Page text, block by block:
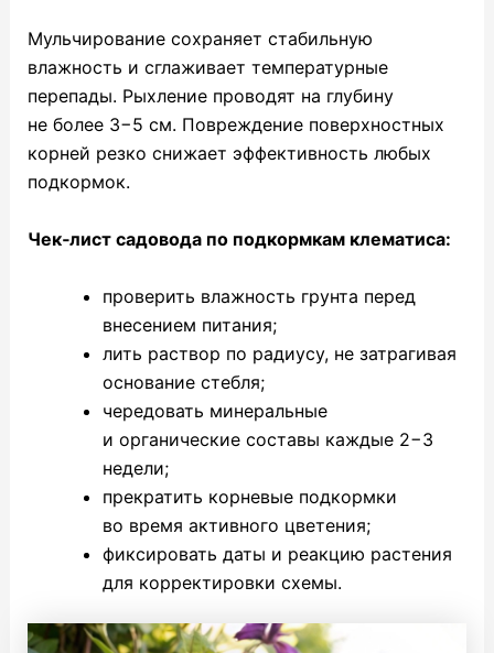
Мульчирование сохраняет стабильную
влажность и сглаживает температурные
перепады. Рыхление проводят на глубину
не более 3−5 см. Повреждение поверхностных
корней резко снижает эффективность любых
подкормок.
Чек‑лист садовода по подкормкам клематиса:
проверить влажность грунта перед
внесением питания;
лить раствор по радиусу, не затрагивая
основание стебля;
чередовать минеральные
и органические составы каждые 2−3
недели;
прекратить корневые подкормки
во время активного цветения;
фиксировать даты и реакцию растения
для корректировки схемы.